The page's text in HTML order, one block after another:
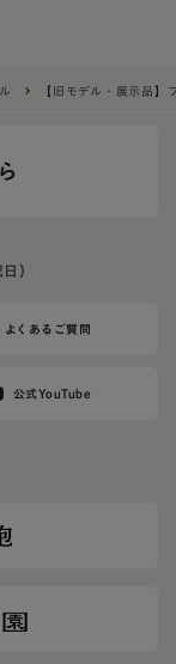
【旧モデル・展示品】
）
よくあるご質問
公式YouTube